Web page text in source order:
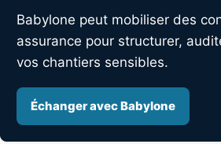
Babylone peut mobiliser des
assurance pour structurer,
vos chantiers sensibles.
Échanger avec Babylone